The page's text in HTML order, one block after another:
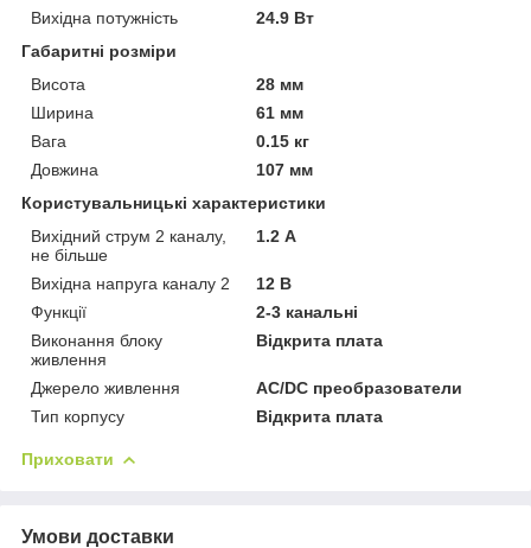
Вихідна потужність
24.9 Вт
Габаритні розміри
Висота
28 мм
Ширина
61 мм
Вага
0.15 кг
Довжина
107 мм
Користувальницькі характеристики
Вихідний струм 2 каналу,
не більше
1.2 А
Вихідна напруга каналу 2
12 В
Функції
2-3 канальні
Виконання блоку
живлення
Відкрита плата
Джерело живлення
AC/DC преобразователи
Тип корпусу
Відкрита плата
Приховати
Умови доставки